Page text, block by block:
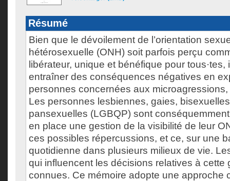
Résumé
Bien que le dévoilement de l’orientation
hétérosexuelle (ONH) soit parfois perçu
libérateur, unique et bénéfique pour
entraîner des conséquences négatives en
personnes concernées aux
Les personnes lesbiennes, gaies,
pansexuelles (LGBQP) sont
en place une gestion de la visibilité de leur
ces possibles répercussions, et ce, sur une
quotidienne dans plusieurs milieux de vie.
qui influencent les décisions relatives à cette
connues. Ce mémoire adopte une approche